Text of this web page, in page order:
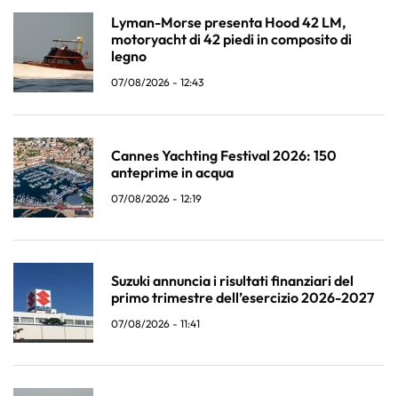
Lyman-Morse presenta Hood 42 LM,
motoryacht di 42 piedi in composito di
legno
07/08/2026 - 12:43
Cannes Yachting Festival 2026: 150
anteprime in acqua
07/08/2026 - 12:19
Suzuki annuncia i risultati finanziari del
primo trimestre dell’esercizio 2026-2027
07/08/2026 - 11:41